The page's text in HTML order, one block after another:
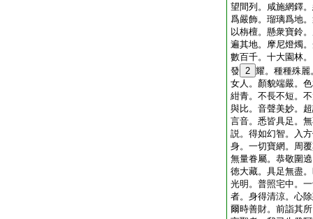
望間列。咸施網鐸
爲嚴飾。瑠璃爲地
以栴檀。懸衆寶鈴
遍其地。摩尼燈燭
數百千。十大園林
發 2 耀。種種殊麗
女人。顏貌端嚴。
紺青。不長不短。
與比。音聲美妙。
言音。悉皆具足。
説。得如幻智。入
身。一切寶網。周
無量眷屬。恭敬圍
徳大藏。具足無盡
光明。普照宅中。
者。身得清涼。心
爾時善財。前詣其